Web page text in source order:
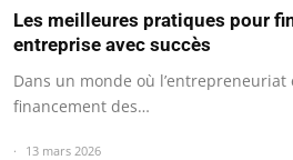
Les meilleures pratiques pour
entreprise avec succès
Dans un monde où
financement des…
13 mars 2026